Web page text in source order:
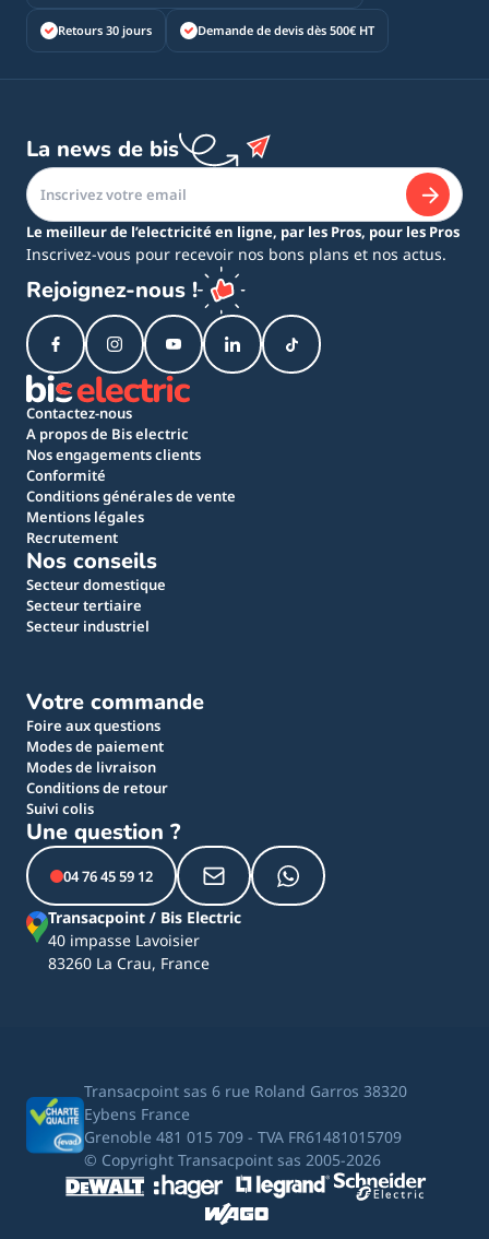
Retours 30 jours Demande de devis dès 500€ HT
La news de bis
Le meilleur de l’electricité en ligne, par les Pros, pour les Pros
Inscrivez-vous pour recevoir nos bons plans et nos actus.
Rejoignez-nous !
Contactez-nous
A propos de Bis electric
Nos engagements clients
Conformité
Conditions générales de vente
Mentions légales
Recrutement
Nos conseils
Secteur domestique
Secteur tertiaire
Secteur industriel
Votre commande
Foire aux questions
Modes de paiement
Modes de livraison
Conditions de retour
Suivi colis
Une question ?
04 76 45 59 12
Transacpoint / Bis Electric
40 impasse Lavoisier
83260 La Crau, France
Transacpoint sas 6 rue Roland Garros 38320
Eybens France
Grenoble 481 015 709 - TVA FR61481015709
© Copyright Transacpoint sas 2005-2026